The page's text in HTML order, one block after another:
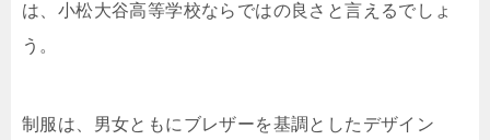
は、小松大谷高等学校ならではの良さと言えるでしょ
う。
制服は、男女ともにブレザーを基調としたデザイン